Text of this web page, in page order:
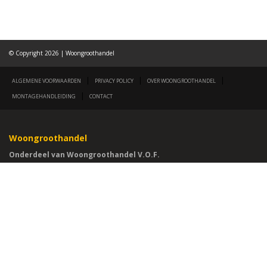
© Copyright 2026 | Woongroothandel
ALGEMENE VOORWAARDEN PRIVACY POLICY OVER WOONGROOTHANDEL
MONTAGEHANDLEIDING CONTACT
Woongroothandel
Onderdeel van Woongroothandel V.O.F.